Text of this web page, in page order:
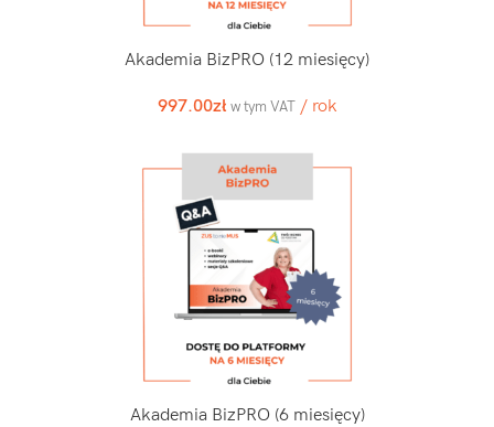
Akademia BizPRO (12 miesięcy)
997.00zł w tym VAT / rok
Akademia BizPRO (6 miesięcy)